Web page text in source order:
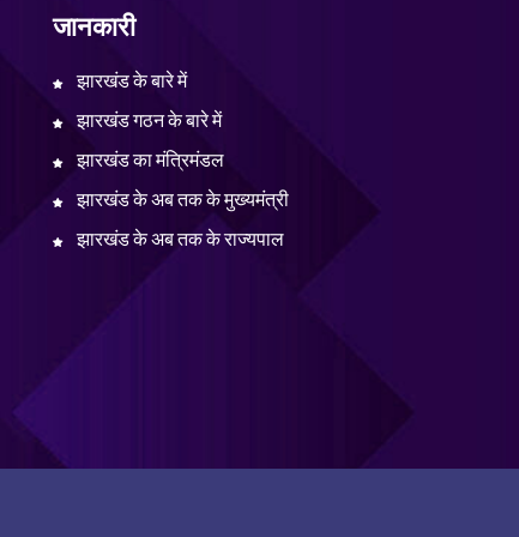
जानकारी
झारखंड के बारे में
झारखंड गठन के बारे में
झारखंड का मंत्रिमंडल
झारखंड के अब तक के मुख्यमंत्री
झारखंड के अब तक के राज्यपाल